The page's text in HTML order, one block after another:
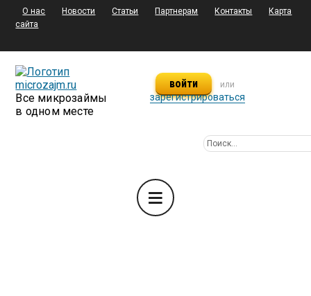
О нас Новости Статьи Партнерам Контакты
Карта
сайта
Все микрозаймы
в одном месте
войти или
зарегистрироваться